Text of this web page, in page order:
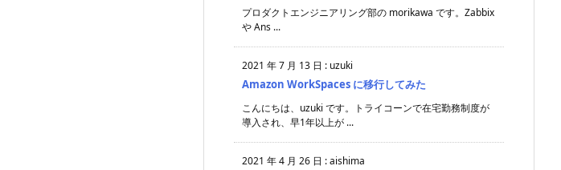
プロダクトエンジニアリング部の morikawa です。Zabbix
や Ans ...
2021 年 7 月 13 日 : uzuki
Amazon WorkSpaces に移行してみた
こんにちは、uzuki です。トライコーンで在宅勤務制度が
導入され、早1年以上が ...
2021 年 4 月 26 日 :aishima